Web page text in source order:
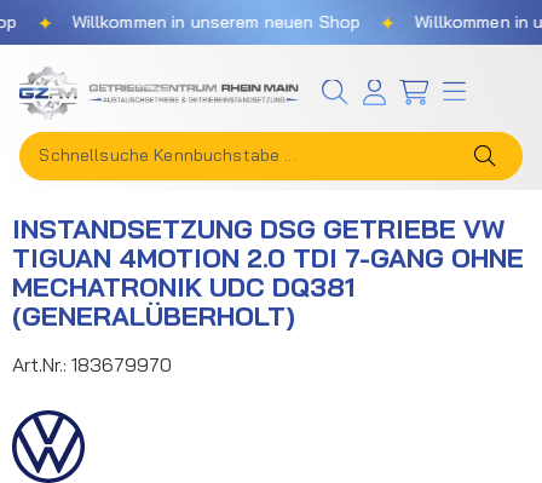
Zum Hauptinhalt springen
✦ Willkommen in unserem neuen Shop ✦ Willkommen in
INSTANDSETZUNG DSG GETRIEBE VW
TIGUAN 4MOTION 2.0 TDI 7-GANG OHNE
MECHATRONIK UDC DQ381
(GENERALÜBERHOLT)
Art.Nr.: 183679970